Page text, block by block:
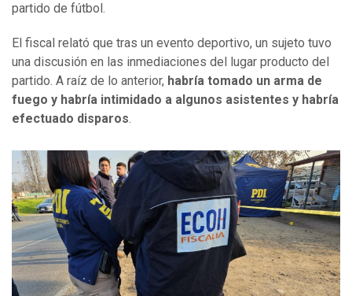
partido de fútbol.
El fiscal relató que tras un evento deportivo, un sujeto tuvo
una discusión en las inmediaciones del lugar producto del
partido. A raíz de lo anterior, habría tomado un arma de
fuego y habría intimidado a algunos asistentes y habría
efectuado disparos.